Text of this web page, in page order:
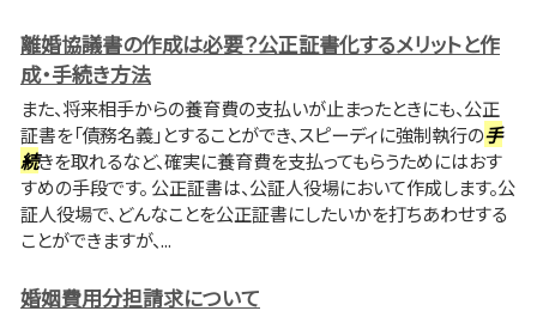
離婚協議書の作成は必要？公正証書化するメリットと作
成・手続き方法
また、将来相手からの養育費の支払いが止まったときにも、公正
証書を「債務名義」とすることができ、スピーディに強制執行の手
続きを取れるなど、確実に養育費を支払ってもらうためにはおす
すめの手段です。 公正証書は、公証人役場において作成します。公
証人役場で、どんなことを公正証書にしたいかを打ちあわせする
ことができますが、...
婚姻費用分担請求について